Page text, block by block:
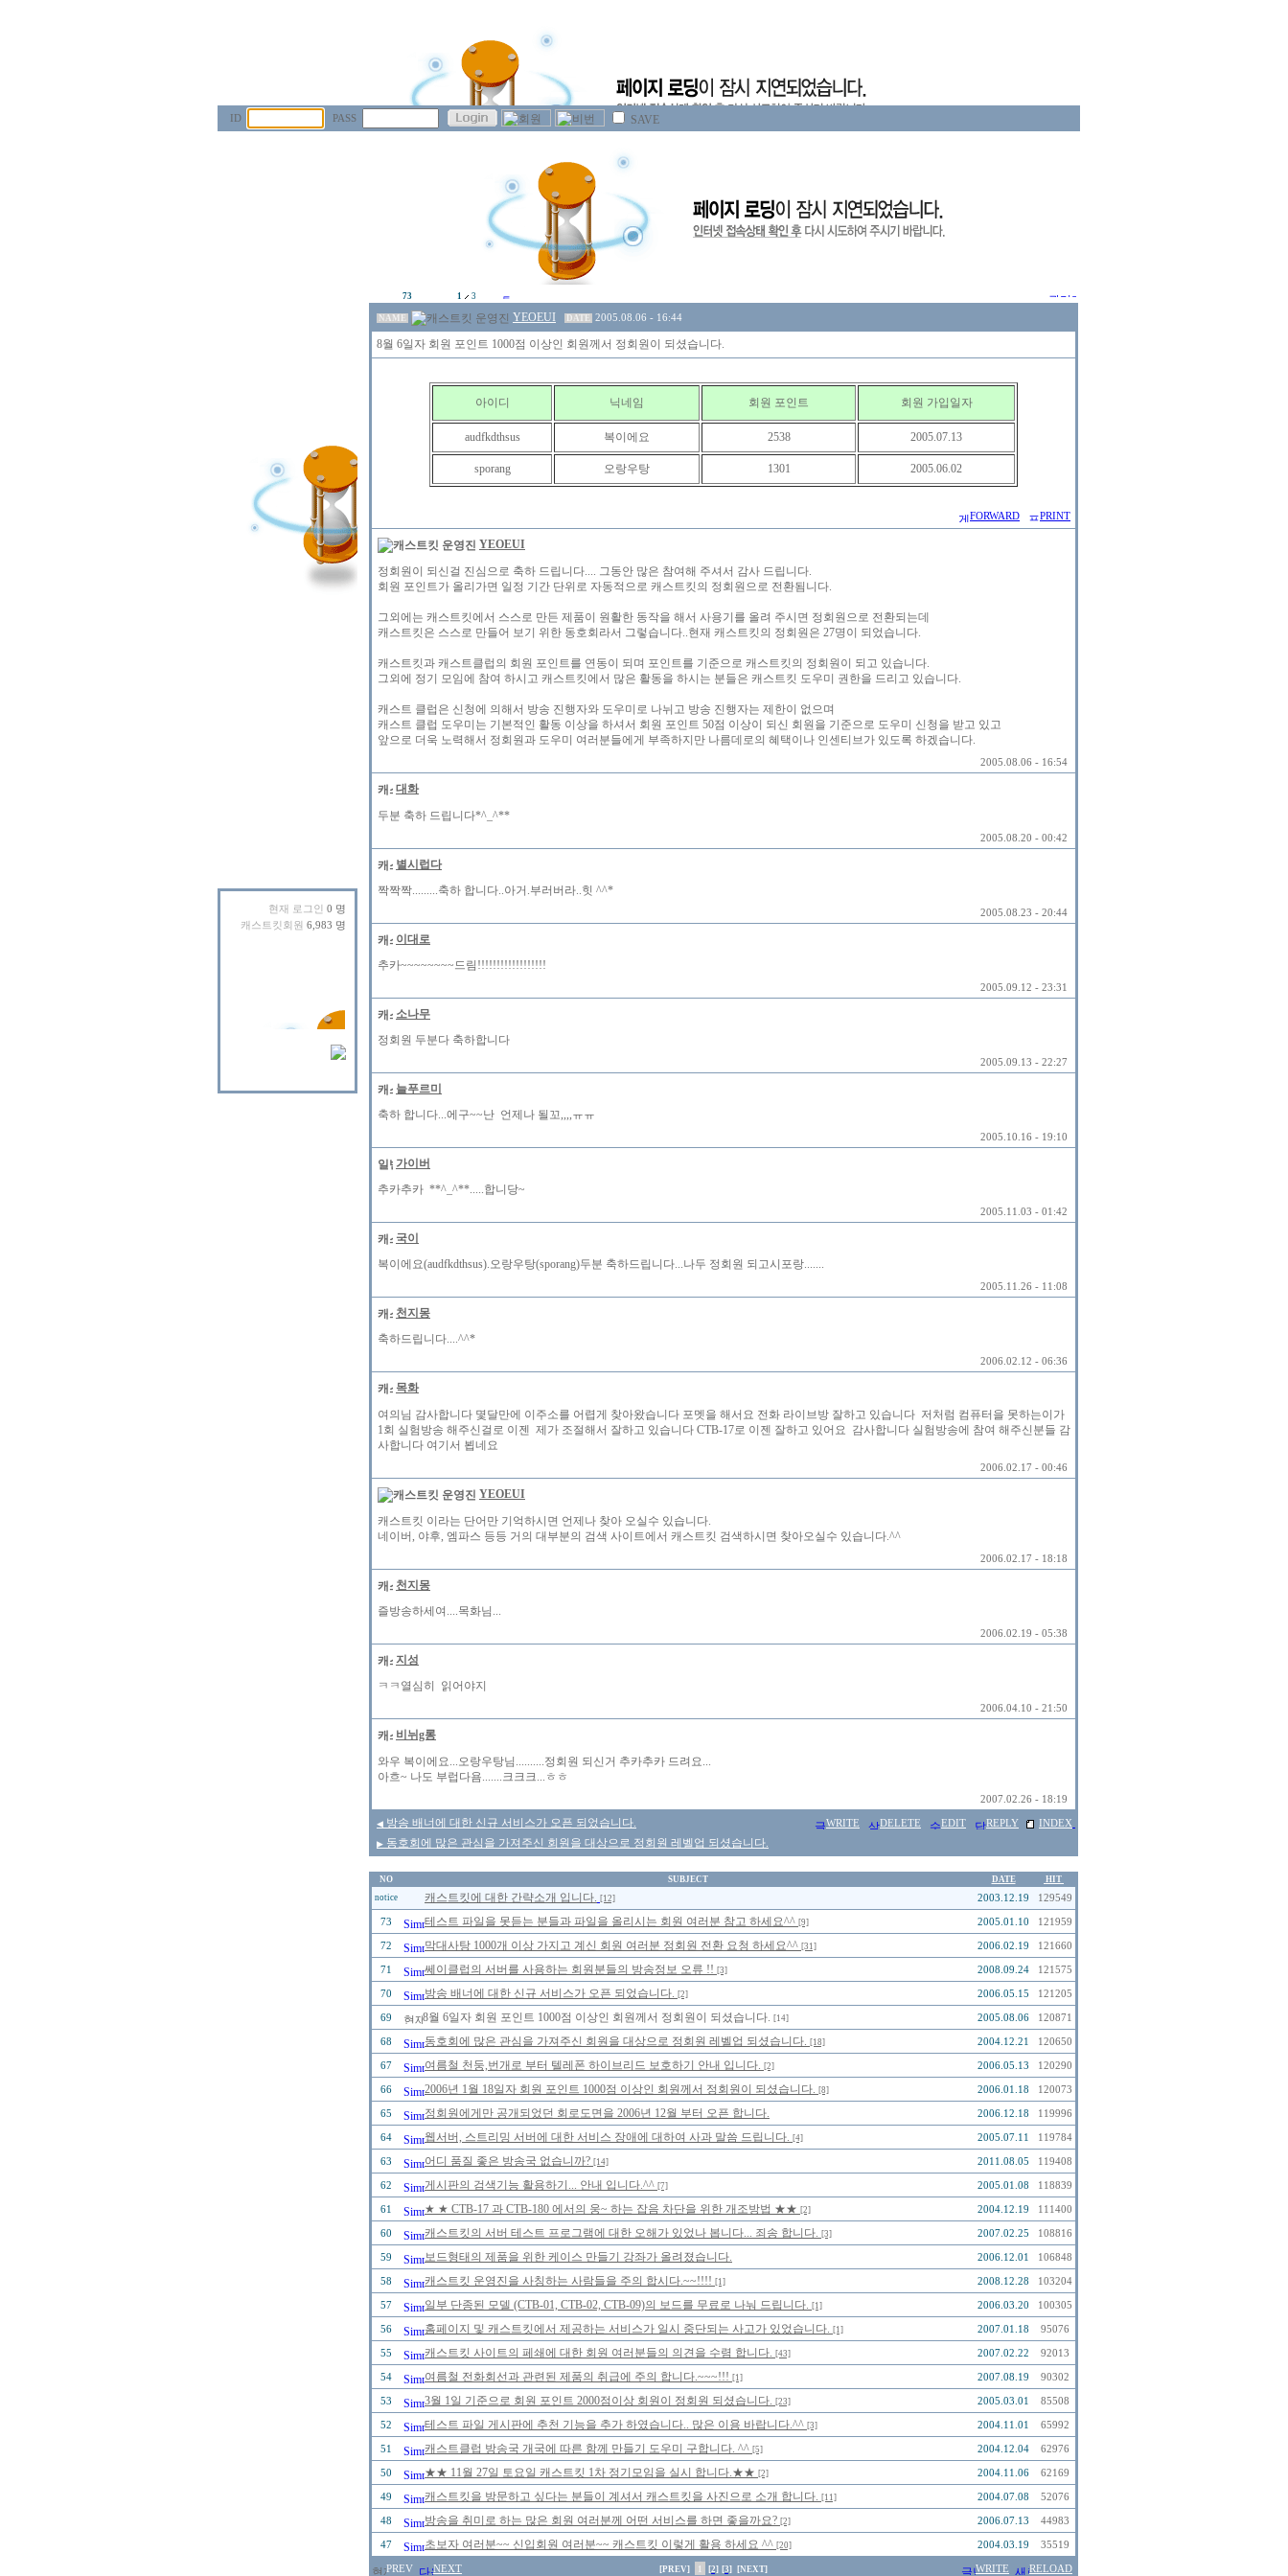
ID PASS SAVE
현재 로그인 0 명
캐스트킷회원 6,983 명
73 1 3
NAME YEOEUI DATE 2005.08.06 - 16:44
8월 6일자 회원 포인트 1000점 이상인 회원께서 정회원이 되셨습니다.
아이디 닉네임 회원 포인트 회원 가입일자
audfkdthsus 복이에요 2538 2005.07.13
sporang 오랑우탕 1301 2005.06.02
FORWARD PRINT
YEOEUI
정회원이 되신걸 진심으로 축하 드립니다.... 그동안 많은 참여해 주셔서 감사 드립니다.
회원 포인트가 올리가면 일정 기간 단위로 자동적으로 캐스트킷의 정회원으로 전환됨니다.
그외에는 캐스트킷에서 스스로 만든 제품이 원활한 동작을 해서 사용기를 올려 주시면 정회원으로 전환되는데
캐스트킷은 스스로 만들어 보기 위한 동호회라서 그렇습니다..현재 캐스트킷의 정회원은 27명이 되었습니다.
캐스트킷과 캐스트클럽의 회원 포인트를 연동이 되며 포인트를 기준으로 캐스트킷의 정회원이 되고 있습니다.
그외에 정기 모임에 참여 하시고 캐스트킷에서 많은 활동을 하시는 분들은 캐스트킷 도우미 권한을 드리고 있습니다.
캐스트 클럽은 신청에 의해서 방송 진행자와 도우미로 나뉘고 방송 진행자는 제한이 없으며
캐스트 클럽 도우미는 기본적인 활동 이상을 하셔서 회원 포인트 50점 이상이 되신 회원을 기준으로 도우미 신청을 받고 있고
앞으로 더욱 노력해서 정회원과 도우미 여러분들에게 부족하지만 나름데로의 혜택이나 인센티브가 있도록 하겠습니다.
2005.08.06 - 16:54
대화
두분 축하 드립니다*^_^**
2005.08.20 - 00:42
별시럽다
짝짝짝.........축하 합니다..아거.부러버라..힛 ^^*
2005.08.23 - 20:44
이대로
추카~~~~~~~~드림!!!!!!!!!!!!!!!!!!
2005.09.12 - 23:31
소나무
정회원 두분다 축하합니다
2005.09.13 - 22:27
늘푸르미
축하 합니다...에구~~난 언제나 될꼬,,,,ㅠㅠ
2005.10.16 - 19:10
가이버
추카추카 **^_^**.....합니당~
2005.11.03 - 01:42
국이
복이에요(audfkdthsus).오랑우탕(sporang)두분 축하드립니다...나두 정회원 되고시포랑.......
2005.11.26 - 11:08
천지몽
축하드립니다....^^*
2006.02.12 - 06:36
목화
여의님 감사합니다 몇달만에 이주소를 어렵게 찾아왔습니다 포멧을 해서요 전화 라이브방 잘하고 있습니다 저처럼 컴퓨터을 못하는이가
1회 실험방송 해주신걸로 이젠 제가 조절해서 잘하고 있습니다 CTB-17로 이젠 잘하고 있어요 감사합니다 실험방송에 참여 해주신분들 감
사합니다 여기서 뵙네요
2006.02.17 - 00:46
YEOEUI
캐스트킷 이라는 단어만 기억하시면 언제나 찾아 오실수 있습니다.
네이버, 야후, 엠파스 등등 거의 대부분의 검색 사이트에서 캐스트킷 검색하시면 찾아오실수 있습니다.^^
2006.02.17 - 18:18
천지몽
즐방송하세여....목화님...
2006.02.19 - 05:38
지성
ㅋㅋ열심히 읽어야지
2006.04.10 - 21:50
비뉘g롱
와우 복이에요...오랑우탕님..........정회원 되신거 추카추카 드려요...
아흐~ 나도 부럽다욤.......크크크...ㅎㅎ
2007.02.26 - 18:19
◀ 방송 배너에 대한 신규 서비스가 오픈 되었습니다.
▶ 동호회에 많은 관심을 가져주신 회원을 대상으로 정회원 레벨업 되셨습니다.
WRITE DELETE EDIT REPLY INDEX
NO SUBJECT DATE
HIT
notice
캐스트킷에 대한 간략소개 입니다. [12] 2003.12.19 129549
73 테스트 파일을 못듣는 분들과 파일을 올리시는 회원 여러분 참고 하세요^^ [9] 2005.01.10 121959
72 막대사탕 1000개 이상 가지고 계신 회원 여러분 정회원 전환 요청 하세요^^ [31] 2006.02.19 121660
71 쎄이클럽의 서버를 사용하는 회원분들의 방송정보 오류 !! [3] 2008.09.24 121575
70 방송 배너에 대한 신규 서비스가 오픈 되었습니다. [2] 2006.05.15 121205
69 8월 6일자 회원 포인트 1000점 이상인 회원께서 정회원이 되셨습니다. [14] 2005.08.06 120871
68 동호회에 많은 관심을 가져주신 회원을 대상으로 정회원 레벨업 되셨습니다. [18] 2004.12.21 120650
67 여름철 천둥,번개로 부터 텔레폰 하이브리드 보호하기 안내 입니다. [2] 2006.05.13 120290
66 2006년 1월 18일자 회원 포인트 1000점 이상인 회원께서 정회원이 되셨습니다. [8] 2006.01.18 120073
65 정회원에게만 공개되었던 회로도면을 2006년 12월 부터 오픈 합니다. 2006.12.18 119996
64 웹서버, 스트리밍 서버에 대한 서비스 장애에 대하여 사과 말씀 드립니다. [4] 2005.07.11 119784
63 어디 품질 좋은 방송국 없습니까? [14] 2011.08.05 119408
62 게시판의 검색기능 활용하기... 안내 입니다.^^ [7] 2005.01.08 118839
61 ★ ★ CTB-17 과 CTB-180 에서의 웅~ 하는 잡음 차단을 위한 개조방법 ★★ [2] 2004.12.19 111400
60 캐스트킷의 서버 테스트 프로그램에 대한 오해가 있었나 봅니다... 죄송 합니다. [3] 2007.02.25 108816
59 보드형태의 제품을 위한 케이스 만들기 강좌가 올려졌습니다. 2006.12.01 106848
58 캐스트킷 운영진을 사칭하는 사람들을 주의 합시다.~~!!!! [1] 2008.12.28 103204
57 일부 단종된 모델 (CTB-01, CTB-02, CTB-09)의 보드를 무료로 나눠 드립니다. [1] 2006.03.20 100305
56 홈페이지 및 캐스트킷에서 제공하는 서비스가 일시 중단되는 사고가 있었습니다. [1] 2007.01.18 95076
55 캐스트킷 사이트의 페쇄에 대한 회원 여러분들의 의견을 수렴 합니다. [43] 2007.02.22 92013
54 여름철 전화회선과 관련된 제품의 취급에 주의 합니다.~~~!!! [1] 2007.08.19 90302
53 3월 1일 기준으로 회원 포인트 2000점이상 회원이 정회원 되셨습니다. [23] 2005.03.01 85508
52 테스트 파일 게시판에 추천 기능을 추가 하였습니다.. 많은 이용 바랍니다.^^ [3] 2004.11.01 65992
51 캐스트클럽 방송국 개국에 따른 함께 만들기 도우미 구합니다. ^^ [5] 2004.12.04 62976
50 ★★ 11월 27일 토요일 캐스트킷 1차 정기모임을 실시 합니다.★★ [2] 2004.11.06 62169
49 캐스트킷을 방문하고 싶다는 분들이 계셔서 캐스트킷을 사진으로 소개 합니다. [11] 2004.07.08 52076
48 방송을 취미로 하는 많은 회원 여러분께 어떤 서비스를 하면 좋을까요? [2] 2006.07.13 44983
47 초보자 여러분~~ 신입회원 여러분~~ 캐스트킷 이렇게 활용 하세요 ^^ [20] 2004.03.19 35519
PREV NEXT [PREV] [2] [3] [NEXT] WRITE RELOAD